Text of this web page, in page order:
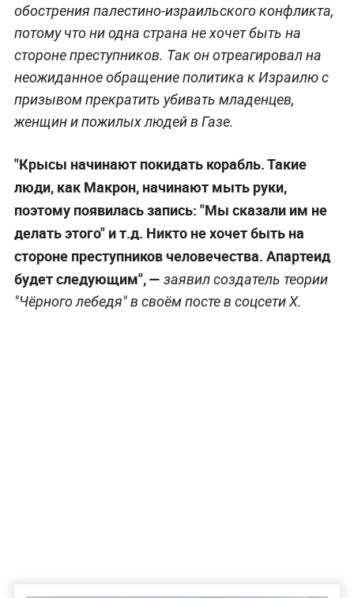
обострения палестино-израильского конфликта,
потому что ни одна страна не хочет быть на
стороне преступников. Так он отреагировал на
неожиданное обращение политика к Израилю с
призывом прекратить убивать младенцев,
женщин и пожилых людей в Газе.
"Крысы начинают покидать корабль. Такие
люди, как Макрон, начинают мыть руки,
поэтому появилась запись: "Мы сказали им не
делать этого" и т.д. Никто не хочет быть на
стороне преступников человечества. Апартеид
будет следующим", — заявил создатель теории
"Чёрного лебедя" в своём посте в соцсети X.